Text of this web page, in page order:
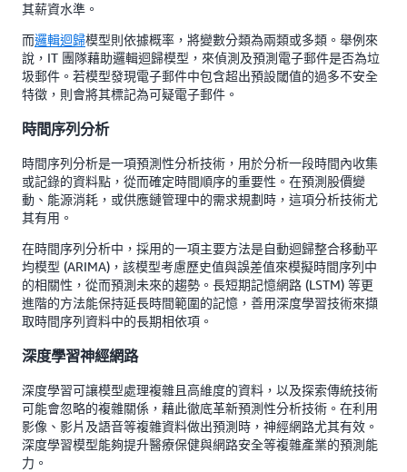
其薪資水準。
而邏輯迴歸模型則依據概率，將變數分類為兩類或多類。舉例來
說，IT 團隊藉助邏輯迴歸模型，來偵測及預測電子郵件是否為垃
圾郵件。若模型發現電子郵件中包含超出預設閾值的過多不安全
特徵，則會將其標記為可疑電子郵件。
時間序列分析
時間序列分析是一項預測性分析技術，用於分析一段時間內收集
或記錄的資料點，從而確定時間順序的重要性。在預測股價變
動、能源消耗，或供應鏈管理中的需求規劃時，這項分析技術尤
其有用。
在時間序列分析中，採用的一項主要方法是自動迴歸整合移動平
均模型 (ARIMA)，該模型考慮歷史值與誤差值來模擬時間序列中
的相關性，從而預測未來的趨勢。長短期記憶網路 (LSTM) 等更
進階的方法能保持延長時間範圍的記憶，善用深度學習技術來擷
取時間序列資料中的長期相依項。
深度學習神經網路
深度學習可讓模型處理複雜且高維度的資料，以及探索傳統技術
可能會忽略的複雜關係，藉此徹底革新預測性分析技術。在利用
影像、影片及語音等複雜資料做出預測時，神經網路尤其有效。
深度學習模型能夠提升醫療保健與網路安全等複雜產業的預測能
力。